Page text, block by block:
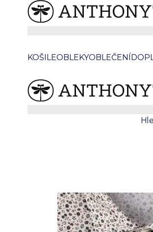
KOŠILEOBLEKYOBLEČENÍ
Anthonys / Košile / Volnočasové
Pánská hnědá strečová košile